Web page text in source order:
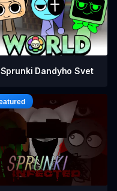
Sprunki Dandyho Svet